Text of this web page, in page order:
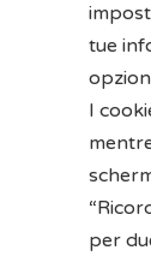
tue
I
per